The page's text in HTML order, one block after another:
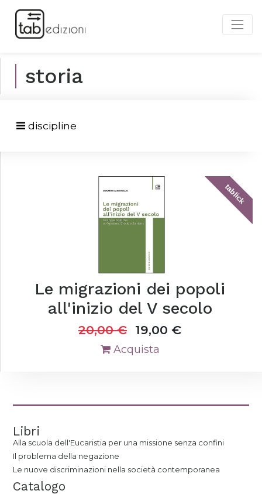
storia
discipline
tablick
Le migrazioni dei popoli
all'inizio del V secolo
20,00€ 19,00 €
Acquista
Libri
Alla scuola dell'Eucaristia per una missione senza confini
Il problema della negazione
Le nuove discriminazioni nella società contemporanea
Catalogo